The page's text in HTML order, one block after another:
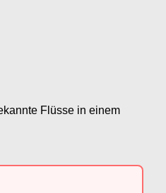
Flüsse in einem